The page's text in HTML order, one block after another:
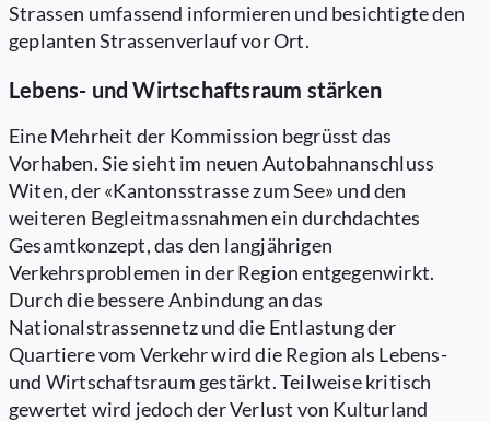
Strassen umfassend informieren und besichtigte den
geplanten Strassenverlauf vor Ort.
Lebens- und Wirtschaftsraum stärken
Eine Mehrheit der Kommission begrüsst das
Vorhaben. Sie sieht im neuen Autobahnanschluss
Witen, der «Kantonsstrasse zum See» und den
weiteren Begleitmassnahmen ein durchdachtes
Gesamtkonzept, das den langjährigen
Verkehrsproblemen in der Region entgegenwirkt.
Durch die bessere Anbindung an das
Nationalstrassennetz und die Entlastung der
Quartiere vom Verkehr wird die Region als Lebens-
und Wirtschaftsraum gestärkt. Teilweise kritisch
gewertet wird jedoch der Verlust von Kulturland